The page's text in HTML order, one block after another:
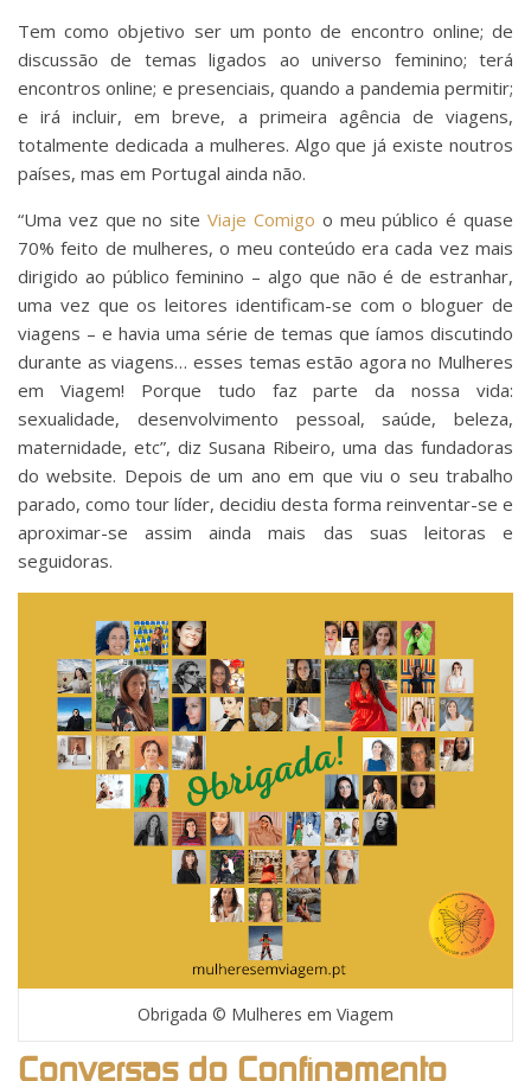
Tem como objetivo ser um ponto de encontro online; de
discussão de temas ligados ao universo feminino; terá
encontros online; e presenciais, quando a pandemia permitir;
e irá incluir, em breve, a primeira agência de viagens,
totalmente dedicada a mulheres. Algo que já existe noutros
países, mas em Portugal ainda não.
“Uma vez que no siteViaje Comigo o meu público é quase
70% feito de mulheres, o meu conteúdo era cada vez mais
dirigido ao público feminino – algo que não é de estranhar,
uma vez que os leitores identificam-se com o bloguer de
viagens – e havia uma série de temas que íamos discutindo
durante as viagens… esses temas estão agora no Mulheres
em Viagem! Porque tudo faz parte da nossa vida:
sexualidade, desenvolvimento pessoal, saúde, beleza,
maternidade, etc”, diz Susana Ribeiro, uma das fundadoras
do website. Depois de um ano em que viu o seu trabalho
parado, como tour líder, decidiu desta forma reinventar-se e
aproximar-se assim ainda mais das suas leitoras e
seguidoras.
Obrigada © Mulheres em Viagem
Conversas do Confinamento